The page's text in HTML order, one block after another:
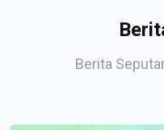
Berita